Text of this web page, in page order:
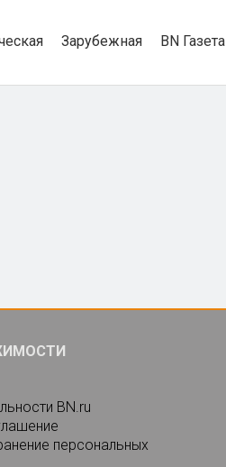
Зарубежная BN Газета
BN.ru
персональных